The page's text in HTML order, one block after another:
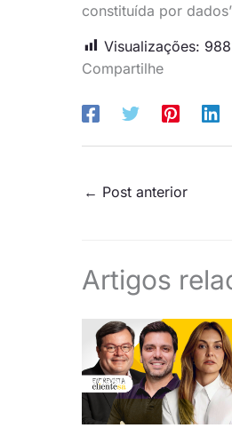
constituída por
Visualizações: 988
Compartilhe
← Post anterior
Artigos